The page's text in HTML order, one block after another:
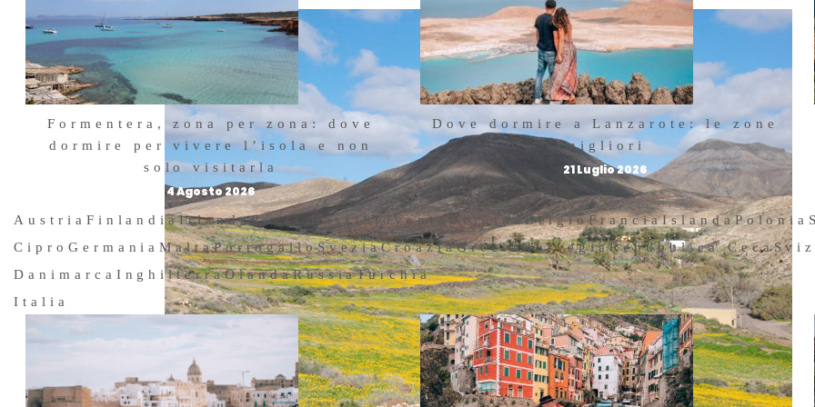
Formentera, zona per zona: dove
dormire per vivere l’isola e non
solo visitarla
4 Agosto 2026
Dove dormire a Lanzarote: le zone
migliori
21 Luglio 2026
Austria FinlandiaIrlandaPaesi BassiSloveniaUcrainaBelgioFranciaIslandaPolonia
Cipro GermaniaMaltaPortogalloSveziaCroaziaGreciaNorvegiaRepubblica Ceca
Danimarca InghilterraOlandaRussiaTurchia
Italia